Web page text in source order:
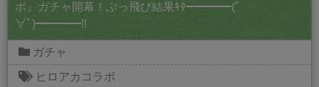
ボ』ガチャ開幕！ぶっ飛び結果ｷﾀ━━━━(ﾟ
∀ﾟ)━━━━!!
ガチャ
ヒロアカコラボ